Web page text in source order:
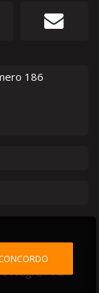
186
Alegre - AL